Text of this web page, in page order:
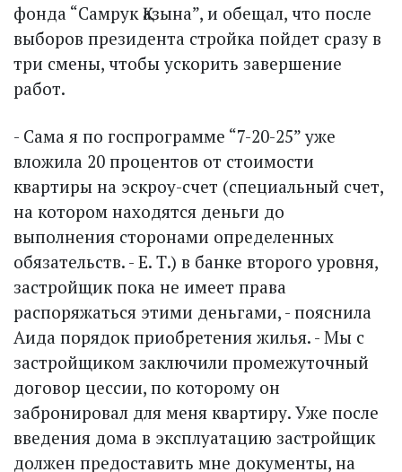
фонда “Самрук Қазына”, и обещал, что после
выборов президента стройка пойдет сразу в
три смены, чтобы ускорить завершение
работ.
- Сама я по госпрограмме “7-20-25” уже
вложила 20 процентов от стоимости
квартиры на эскроу-счет (специальный счет,
на котором находятся деньги до
выполнения сторонами определенных
обязательств. - Е. Т.) в банке второго уровня,
застройщик пока не имеет права
распоряжаться этими деньгами, - пояснила
Аида порядок приобретения жилья. - Мы с
застройщиком заключили промежуточный
договор цессии, по которому он
забронировал для меня квартиру. Уже после
введения дома в эксплуатацию застройщик
должен предоставить мне документы, на